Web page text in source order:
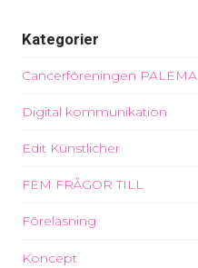
Kategorier
Cancerföreningen PALEMA
Digital kommunikation
Edit Künstlicher
FEM FRÅGOR TILL
Föreläsning
Koncept